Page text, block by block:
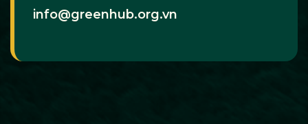
info@greenhub.org.vn